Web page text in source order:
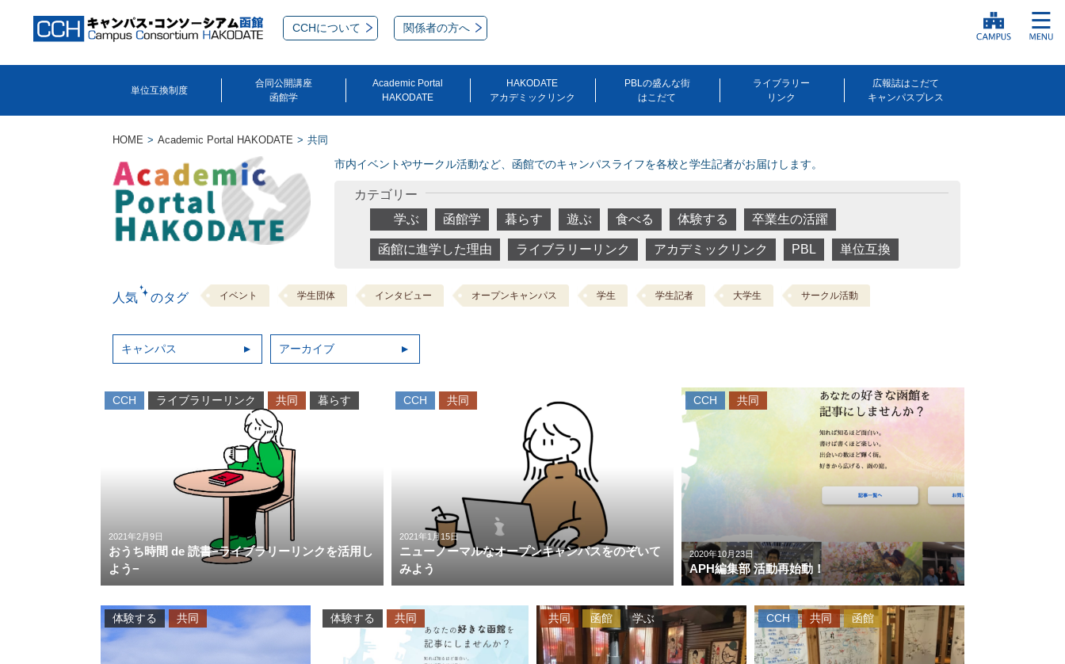
CCHについて 関係者の方へ
単位互換制度
合同公開講座
函館学
Academic Portal
HAKODATE
HAKODATE
アカデミックリンク
PBLの盛んな街
はこだて
ライブラリー
リンク
広報誌はこだて
キャンパスプレス
HOME Academic Portal HAKODATE 共同
市内イベントやサークル活動など、函館でのキャンパスライフを各校と学生記者がお届けします。
カテゴリー
学ぶ
函館学 暮らす 遊ぶ 食べる 体験する 卒業生の活躍
函館に進学した理由 ライブラリーリンク アカデミックリンク PBL 単位互換
人気 のタグ イベント 学生団体 インタビュー オープンキャンパス 学生 学生記者 大学生 サークル活動
キャンパス アーカイブ
2021年2月9日
おうち時間 de 読書−ライブラリーリンクを活用し
よう−
CCH ライブラリーリンク 共同 暮らす
2021年1月15日
ニューノーマルなオープンキャンパスをのぞいて
みよう
CCH 共同
2020年10月23日
APH編集部 活動再始動！
CCH 共同
体験する 共同 体験する 共同 共同 函館 学ぶ CCH 共同 函館